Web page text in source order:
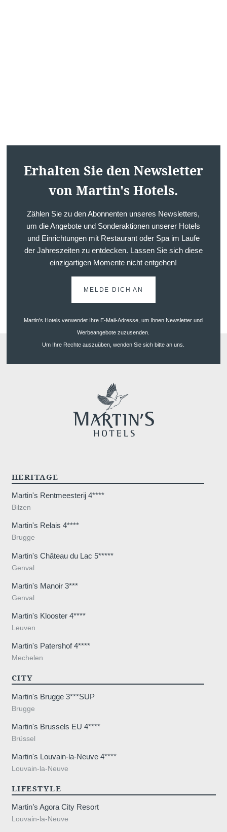
Erhalten Sie den Newsletter
von Martin's Hotels.
Zählen Sie zu den Abonnenten unseres Newsletters,
um die Angebote und Sonderaktionen unserer Hotels
und Einrichtungen mit Restaurant oder Spa im Laufe
der Jahreszeiten zu entdecken. Lassen Sie sich diese
einzigartigen Momente nicht entgehen!
MELDE DICH AN
Martin's Hotels verwendet Ihre E-Mail-Adresse, um Ihnen Newsletter und
Werbeangebote zuzusenden.
Um Ihre Rechte auszuüben, wenden Sie sich bitte an uns.
HERITAGE
Martin's Rentmeesterij 4****
Bilzen
Martin's Relais 4****
Brugge
Martin's Château du Lac 5*****
Genval
Martin's Manoir 3***
Genval
Martin's Klooster 4****
Leuven
Martin's Patershof 4****
Mechelen
CITY
Martin's Brugge 3***SUP
Brugge
Martin's Brussels EU 4****
Brüssel
Martin's Louvain-la-Neuve 4****
Louvain-la-Neuve
LIFESTYLE
Martin’s Agora City Resort
Louvain-la-Neuve